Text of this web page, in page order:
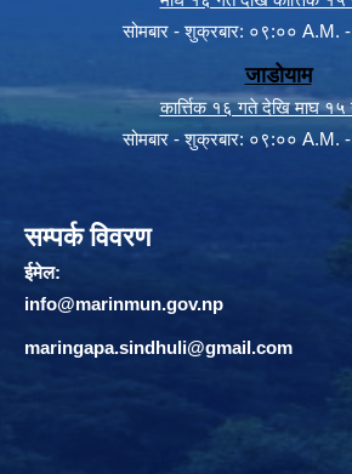
सोमबार - शुक्रबार: ०९:०० A.M.
जाडोयाम
कार्त्तिक १६ गते देखि माघ
सोमबार - शुक्रबार: ०९:०० A.M.
सम्पर्क विवरण
ईमेल:
info@marinmun.gov.np
maringapa.sindhuli@gmail.com